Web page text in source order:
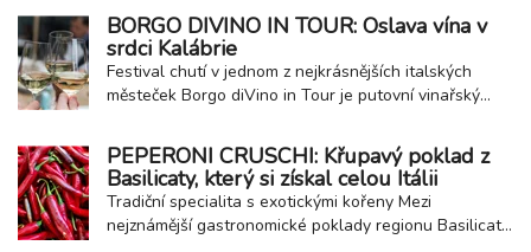
ocenění získalo celkem 257 přímořských a jezerních
obcí, což potvrzuje vysokou kvalitu místních pláží,
čistotu vody i úroveň poskytovaných...
BORGO DIVINO IN TOUR: Oslava vína v
srdci Kalábrie
Festival chutí v jednom z nejkrásnějších italských
městeček Borgo diVino in Tour je putovní vinařský
kvalitní víno a regionální gastronomii. Jednou ze
zastávek této oblíbené akce je také malebné
kalábrijské městečko Fiumefreddo Bruzio...
PEPERONI CRUSCHI: Křupavý poklad z
Basilicaty, který si získal celou Itálii
Tradiční specialita s exotickými kořeny Mezi
nejznámější gastronomické poklady regionu Basilicata